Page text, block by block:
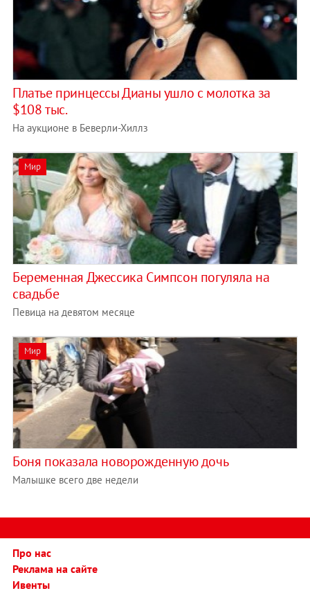
Платье принцессы Дианы ушло с молотка за
$108 тыс.
На аукционе в Беверли-Хиллз
Мир
Беременная Джессика Симпсон погуляла на
свадьбе
Певица на девятом месяце
Мир
Боня показала новорожденную дочь
Малышке всего две недели
Про нас
Реклама на сайте
Ивенты